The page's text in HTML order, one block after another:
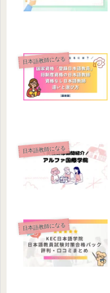
日本語教師になる
日本語教師になる
日本語教師になる